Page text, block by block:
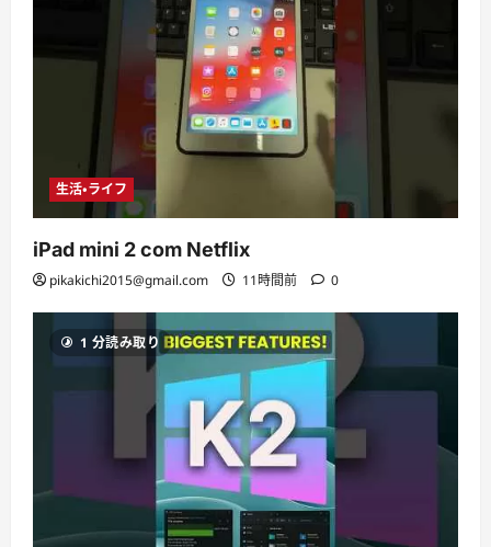
生活・ライフ
iPad mini 2 com Netflix
pikakichi2015@gmail.com 11時間前 0
1 分読み取り